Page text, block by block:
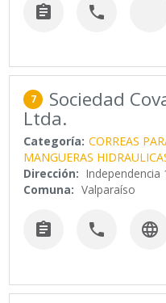
 
7 Sociedad
Ltda.
Categoría: CORREAS
MANGUERAS
Dirección: Independencia
Comuna: Valparaíso
  